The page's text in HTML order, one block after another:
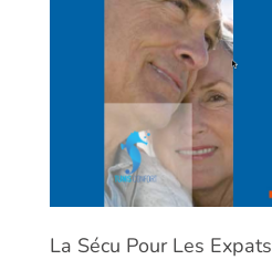
La Sécu Pour Les Expats